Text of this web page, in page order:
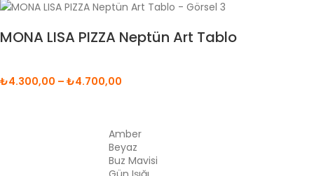
MONA LISA PIZZA Neptün Art Tablo
₺4.300,00 – ₺4.700,00
Amber
Beyaz
Buz Mavisi